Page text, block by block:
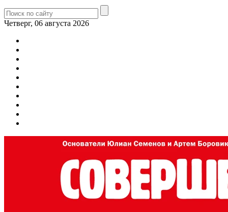
Четверг, 06 августа 2026